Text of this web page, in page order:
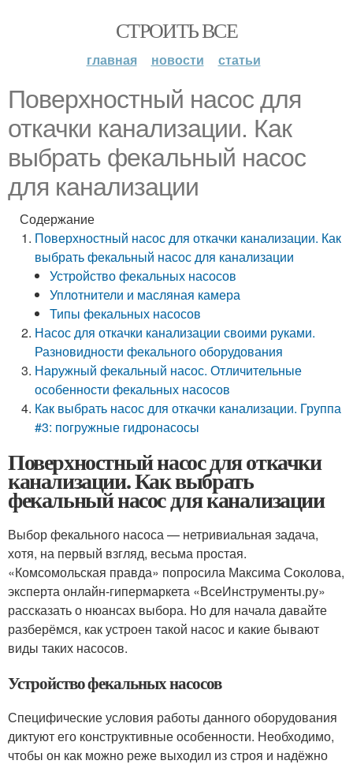
СТРОИТЬ ВСЕ
главная новости статьи
Поверхностный насос для
откачки канализации. Как
выбрать фекальный насос
для канализации
Содержание
Поверхностный насос для откачки канализации. Как
выбрать фекальный насос для канализации
Устройство фекальных насосов
Уплотнители и масляная камера
Типы фекальных насосов
Насос для откачки канализации своими руками.
Разновидности фекального оборудования
Наружный фекальный насос. Отличительные
особенности фекальных насосов
Как выбрать насос для откачки канализации. Группа
#3: погружные гидронасосы
Поверхностный насос для откачки
канализации. Как выбрать
фекальный насос для канализации
Выбор фекального насоса — нетривиальная задача,
хотя, на первый взгляд, весьма простая.
«Комсомольская правда» попросила Максима Соколова,
эксперта онлайн-гипермаркета «ВсеИнструменты.ру»
рассказать о нюансах выбора. Но для начала давайте
разберёмся, как устроен такой насос и какие бывают
виды таких насосов.
Устройство фекальных насосов
Специфические условия работы данного оборудования
диктуют его конструктивные особенности. Необходимо,
чтобы он как можно реже выходил из строя и надёжно